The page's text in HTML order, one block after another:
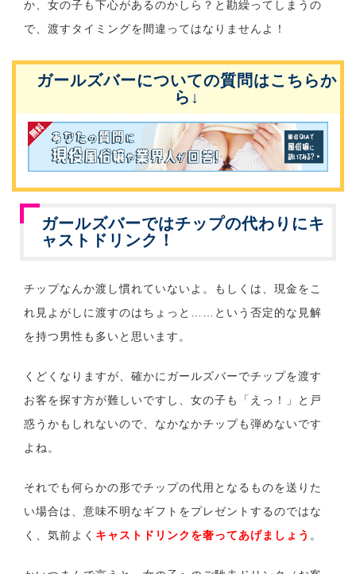
か、女の子も下心があるのかしら？と勘繰ってしまうの
で、渡すタイミングを間違ってはなりませんよ！
ガールズバーについての質問はこちらか
ら↓
ガールズバーではチップの代わりにキ
ャストドリンク！
チップなんか渡し慣れていないよ。もしくは、現金をこ
れ見よがしに渡すのはちょっと……という否定的な見解
を持つ男性も多いと思います。
くどくなりますが、確かにガールズバーでチップを渡す
お客を探す方が難しいですし、女の子も「えっ！」と戸
惑うかもしれないので、なかなかチップも弾めないです
よね。
それでも何らかの形でチップの代用となるものを送りた
い場合は、意味不明なギフトをプレゼントするのではな
く、気前よく キャストドリンクを奢ってあげましょう 。